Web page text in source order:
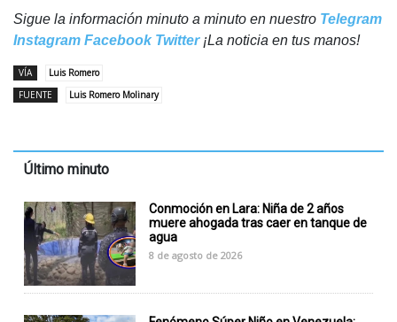
Sigue la información minuto a minuto en nuestro Telegram
Instagram Facebook Twitter¡La noticia en tus manos!
VÍA
Luis Romero
FUENTE
Luis Romero Molinary
Último minuto
Conmoción en Lara: Niña de 2 años
muere ahogada tras caer en tanque de
agua
8 de agosto de 2026